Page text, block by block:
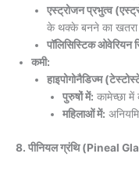
एस्ट्रोजन प्रभुत्व
के थक्के बनने का
पॉलिसिस्टिक ओवेरियन
कमी:
हाइपोगोनैडिज्म
पुरुषों में: कामेच्छा में
महिलाओं में:
8. पीनियल ग्रंथि (Pineal